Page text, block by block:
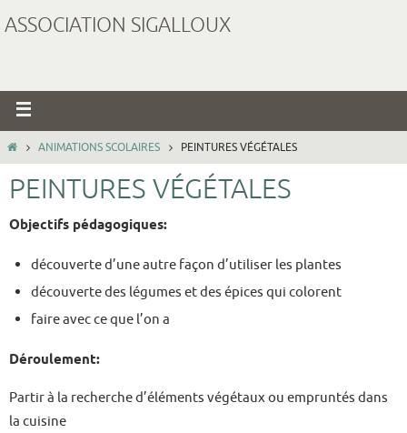
ASSOCIATION SIGALLOUX
ANIMATIONS SCOLAIRES PEINTURES VÉGÉTALES
PEINTURES VÉGÉTALES
Objectifs pédagogiques:
découverte d’une autre façon d’utiliser les plantes
découverte des légumes et des épices qui colorent
faire avec ce que l’on a
Déroulement:
Partir à la recherche d’éléments végétaux ou empruntés dans
la cuisine